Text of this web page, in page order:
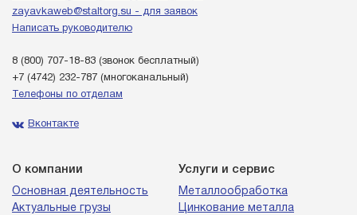
zayavkaweb@staltorg.su - для заявок
Написать руководителю
8 (800) 707-18-83 (звонок бесплатный)
+7 (4742) 232-787 (многоканальный)
Телефоны по отделам
Вконтакте
О компании
Основная деятельность
Актуальные грузы
Услуги и сервис
Металлообработка
Цинкование металла